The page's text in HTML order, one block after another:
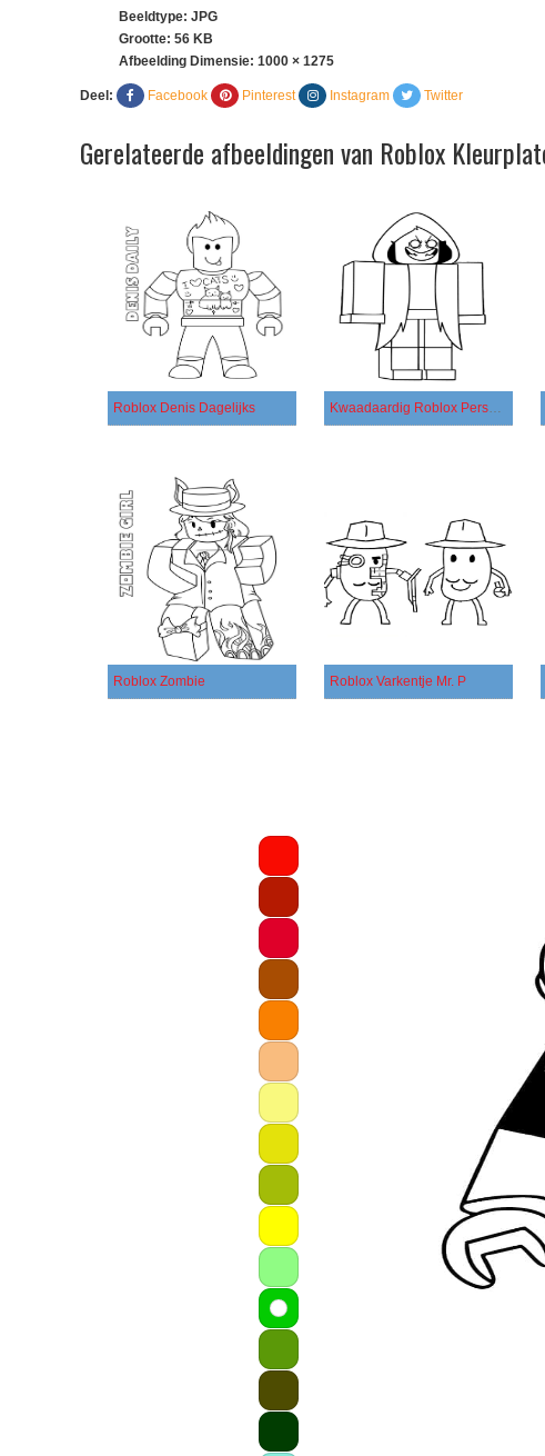
Beeldtype: JPG
Grootte: 56 KB
Afbeelding Dimensie: 1000 × 1275
Deel: Facebook Pinterest Instagram Twitter
Gerelateerde afbeeldingen van Roblox
Roblox Denis Dagelijks Kwaadaardig Roblox Personage
Roblox Zombie Roblox Varkentje Mr. P